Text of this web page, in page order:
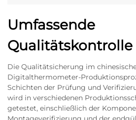
Umfassende
Qualitätskontrolle
Die Qualitätsicherung im
Digitalthermometer-
Schichten der Prüfung und
wird in verschiedenen
getestet, einschließlich der